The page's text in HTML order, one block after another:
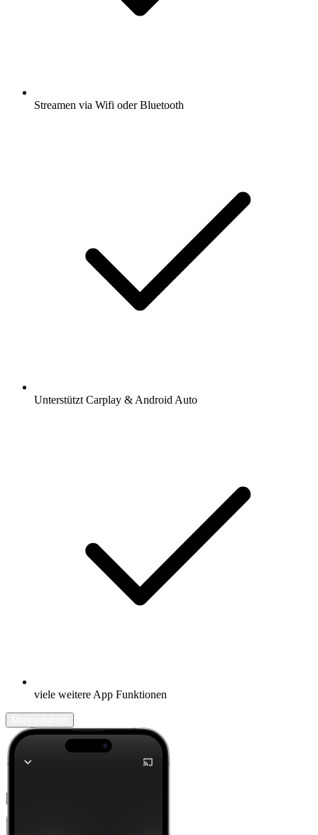
Streamen via Wifi oder Bluetooth
Unterstützt Carplay & Android Auto
viele weitere App Funktionen